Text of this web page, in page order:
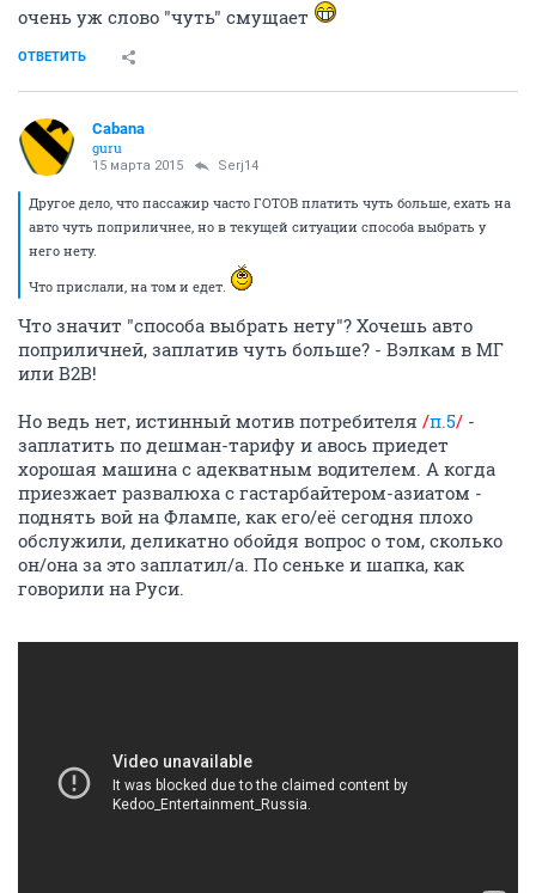
очень уж слово "чуть" смущает
ОТВЕТИТЬ
Cabana
guru
15 марта 2015 Serj14
Другое дело, что пассажир часто ГОТОВ платить чуть больше, ехать на
авто чуть поприличнее, но в текущей ситуации способа выбрать у
него нету.
Что прислали, на том и едет.
Что значит "способа выбрать нету"? Хочешь авто
поприличней, заплатив чуть больше? - Вэлкам в МГ
или В2В!
Но ведь нет, истинный мотив потребителя /п.5/ -
заплатить по дешман-тарифу и авось приедет
хорошая машина с адекватным водителем. А когда
приезжает развалюха с гастарбайтером-азиатом -
поднять вой на Флампе, как его/её сегодня плохо
обслужили, деликатно обойдя вопрос о том, сколько
он/она за это заплатил/а. По сеньке и шапка, как
говорили на Руси.